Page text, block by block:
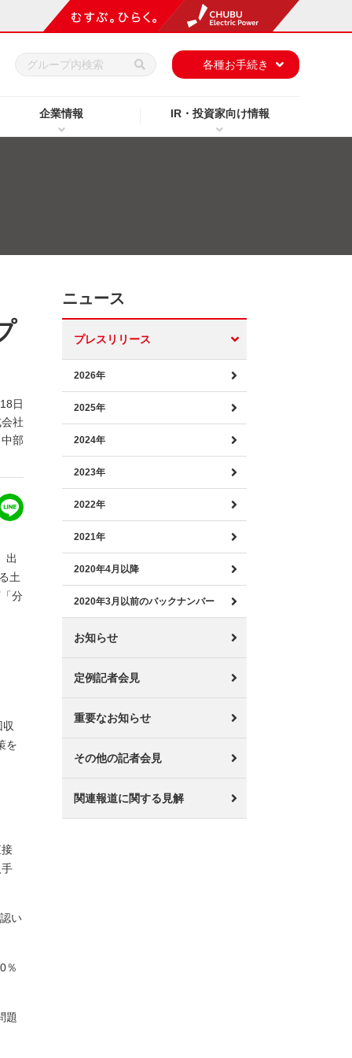
企業情報 IR・投資家向け情報
各種お手続き
日
社
部
出
土
分
を
い
％
題
ニュース
プレスリリース
2026年
2025年
2024年
2023年
2022年
2021年
2020年4月以降
2020年3月以前のバックナンバー
お知らせ
定例記者会見
重要なお知らせ
その他の記者会見
関連報道に関する見解